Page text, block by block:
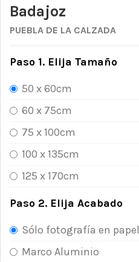
Badajoz
PUEBLA DE LA CALZADA
Paso 1. Elija Tamaño
50 x 60cm
60 x 75cm
75 x 100cm
100 x 135cm
125 x 170cm
Paso 2. Elija Acabado
Sólo fotografía en papel
Marco Aluminio